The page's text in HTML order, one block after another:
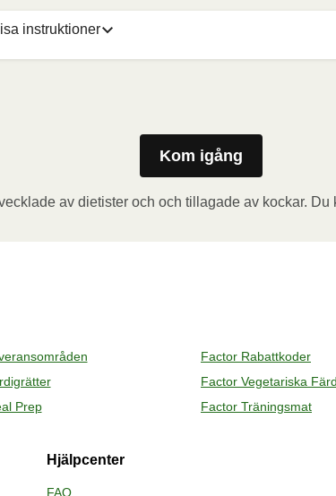
instruktioner
och stick några hål i folien. Placera
Kom igång
av dietister och och tillagade av kockar.
Factor Rabattkoder
Factor Vegetariska
Prep
Factor Träningsmat
Hjälpcenter
FAQ